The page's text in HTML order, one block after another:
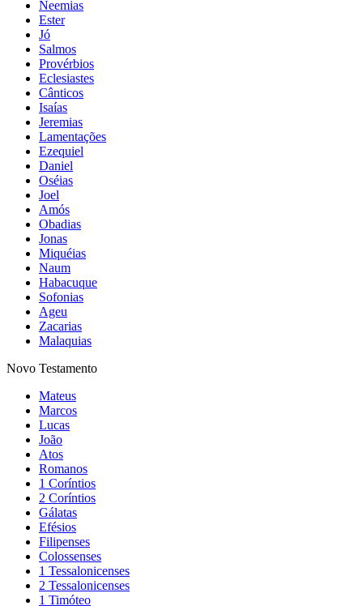
Neemias
Ester
Jó
Salmos
Provérbios
Eclesiastes
Cânticos
Isaías
Jeremias
Lamentações
Ezequiel
Daniel
Oséias
Joel
Amós
Obadias
Jonas
Miquéias
Naum
Habacuque
Sofonias
Ageu
Zacarias
Malaquias
Novo Testamento
Mateus
Marcos
Lucas
João
Atos
Romanos
1 Coríntios
2 Coríntios
Gálatas
Efésios
Filipenses
Colossenses
1 Tessalonicenses
2 Tessalonicenses
1 Timóteo